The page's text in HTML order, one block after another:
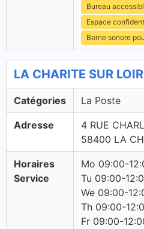
Bureau
Espace
Borne sonore
LA CHARITE SUR
Catégories La Poste
Adresse
4 RUE
58400 LA
Horaires
Service
Mo 09:00-
Tu 09:00-
We 09:00-
Th 09:00-
Fr 09:00-